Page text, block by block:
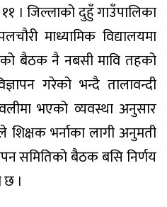
। जिल्लाको दुहुँ गाउँपालिका
माध्यामिक विद्यालयमा
बैठक नै नबसी मावि तहको
गरेको भन्दै तालावन्दी
भएको व्यवस्था अनुसार
शिक्षक भर्नाका लागी अनुमती
समितिको बैठक बसि निर्णय
छ ।